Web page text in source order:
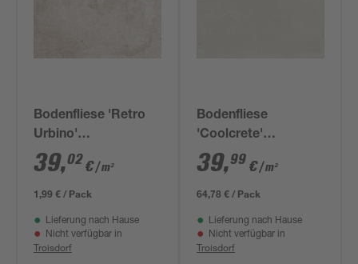
Bodenfliese 'Retro
Urbino'
Feinsteinzeug beige
22,5 x 22,5 cm
39,02€/ m²
1,99 € / Pack
Lieferung nach Hause
Nicht verfügbar in
Troisdorf
Bodenfliese
'Coolcrete'
Feinsteinzeug weiß
90 x 90 x 0,9 cm
39,99 €/ m²
64,78 € / Pack
Lieferung nach Hause
Nicht verfügbar in
Troisdorf